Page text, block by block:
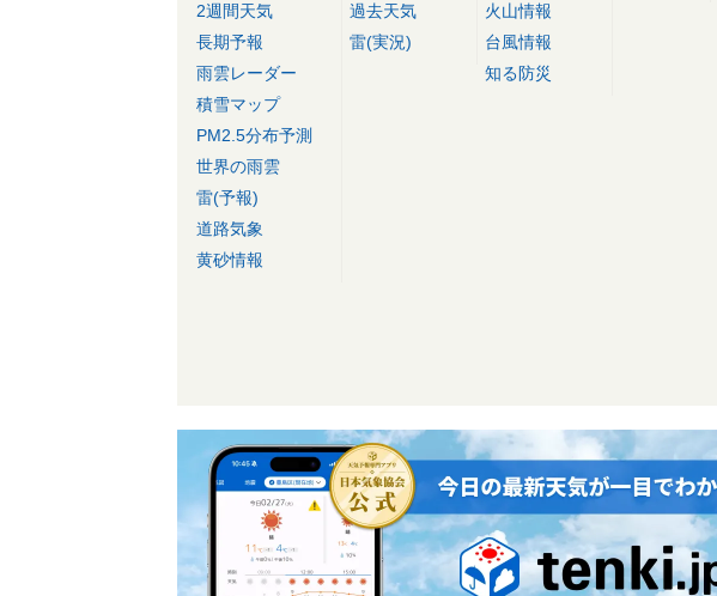
2週間天気
長期予報
雨雲レーダー
積雪マップ
PM2.5分布予測
世界の雨雲
雷(予報)
道路気象
黄砂情報
過去天気
雷(実況)
火山情報
台風情報
知る防災